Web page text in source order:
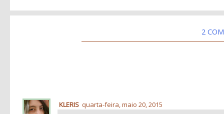
2
KLERIS quarta-feira, maio 20, 2015